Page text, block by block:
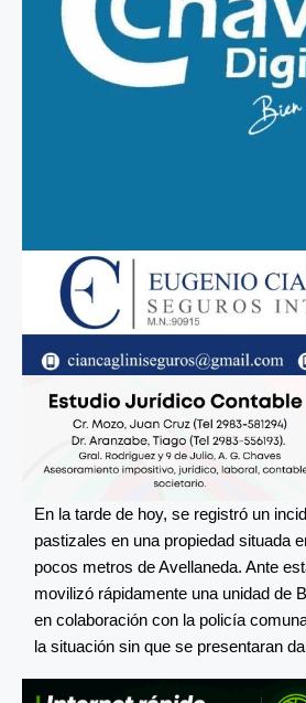
En la tarde de hoy, se registró un
pastizales en una propiedad situada
pocos metros de Avellaneda. Ante
movilizó rápidamente una unidad de
en colaboración con la policía
la situación sin que se presentaran